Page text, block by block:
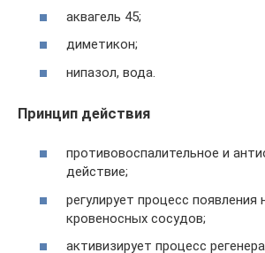
аквагель 45;
диметикон;
нипазол, вода.
Принцип действия
противовоспалительное и
действие;
регулирует процесс появления
кровеносных сосудов;
активизирует процесс